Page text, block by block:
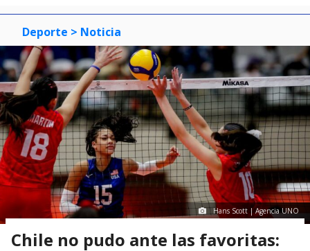
Deporte > Noticia
Hans Scott | Agencia UNO
Chile no pudo ante las favoritas: